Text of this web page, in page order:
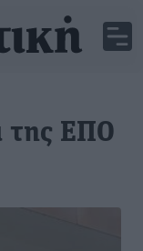
της ΕΠΟ